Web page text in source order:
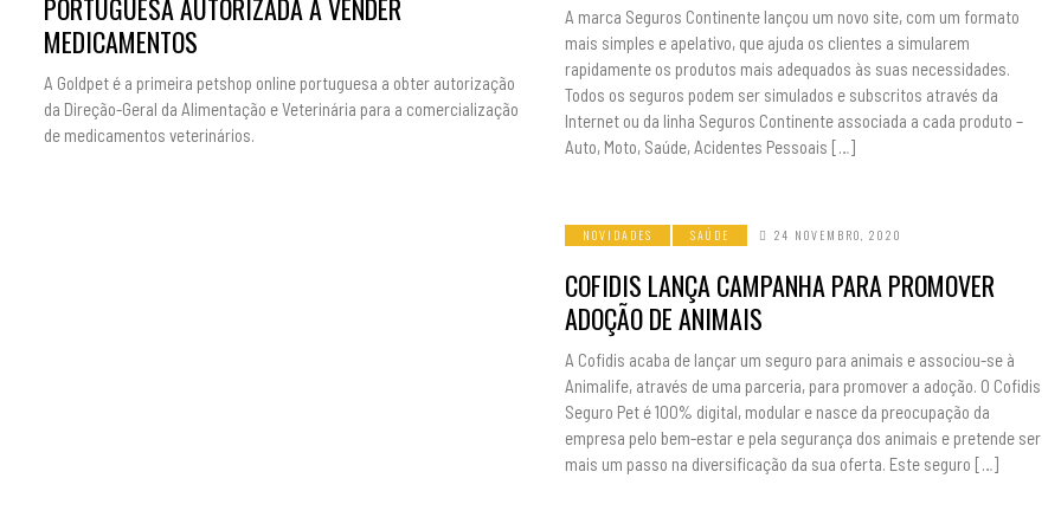
PORTUGUESA AUTORIZADA A VENDER
MEDICAMENTOS
A Goldpet é a primeira petshop online portuguesa a obter autorização
da Direção-Geral da Alimentação e Veterinária para a comercialização
de medicamentos veterinários.
A marca Seguros Continente lançou um novo site, com um formato
mais simples e apelativo, que ajuda os clientes a simularem
rapidamente os produtos mais adequados às suas necessidades.
Todos os seguros podem ser simulados e subscritos através da
Internet ou da linha Seguros Continente associada a cada produto –
Auto, Moto, Saúde, Acidentes Pessoais […]
NOVIDADES SAÚDE 24 NOVEMBRO, 2020
COFIDIS LANÇA CAMPANHA PARA PROMOVER
ADOÇÃO DE ANIMAIS
A Cofidis acaba de lançar um seguro para animais e associou-se à
Animalife, através de uma parceria, para promover a adoção. O Cofidis
Seguro Pet é 100% digital, modular e nasce da preocupação da
empresa pelo bem-estar e pela segurança dos animais e pretende ser
mais um passo na diversificação da sua oferta. Este seguro […]